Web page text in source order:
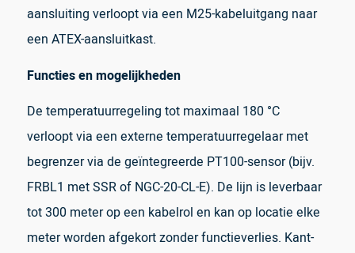
aansluiting verloopt via een M25-kabeluitgang naar
een ATEX-aansluitkast.
Functies en mogelijkheden
De temperatuurregeling tot maximaal 180 °C
verloopt via een externe temperatuurregelaar met
begrenzer via de geïntegreerde PT100-sensor (bijv.
FRBL1 met SSR of NGC-20-CL-E). De lijn is leverbaar
tot 300 meter op een kabelrol en kan op locatie elke
meter worden afgekort zonder functieverlies. Kant-